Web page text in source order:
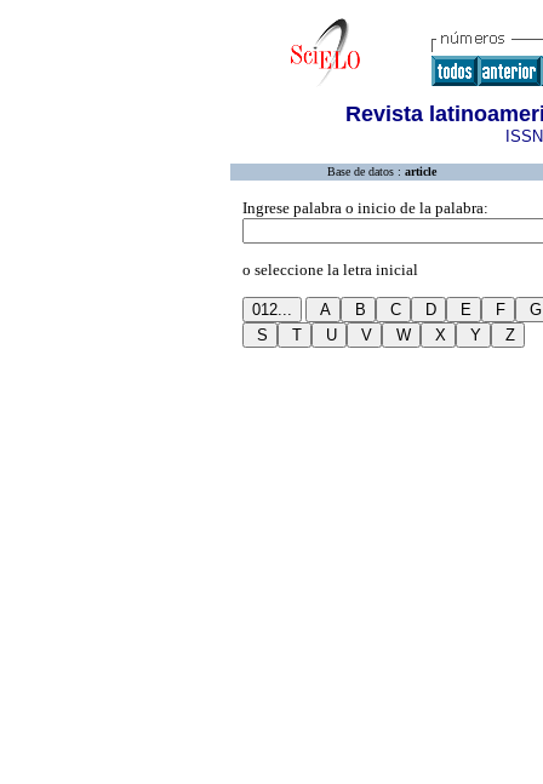
Revista
Base de datos : article
Ingrese palabra o inicio de la palabra:
o seleccione la letra inicial